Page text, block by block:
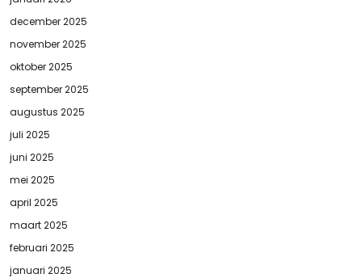
december 2025
november 2025
oktober 2025
september 2025
augustus 2025
juli 2025
juni 2025
mei 2025
april 2025
maart 2025
februari 2025
januari 2025